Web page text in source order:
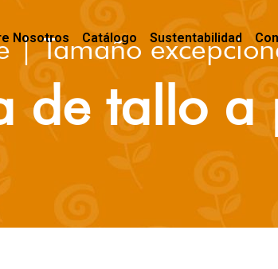
Nosotros Catálogo Sustentabilidad
| Tamaño
de tallo a